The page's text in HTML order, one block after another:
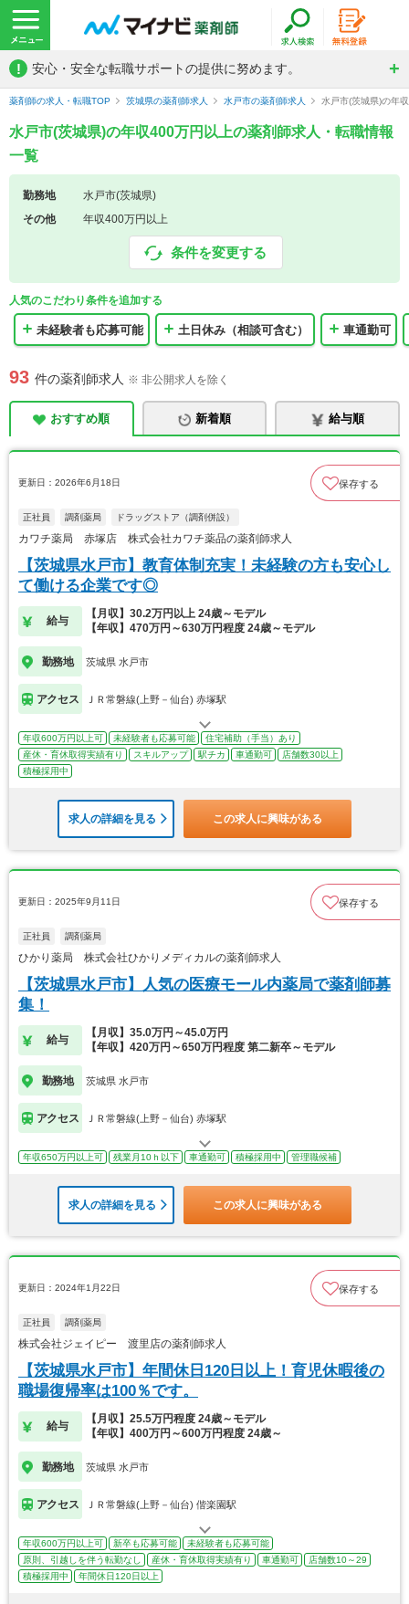
! 安心・安全な転職サポートの提供に努めます。
薬剤師の求人・転職TOP 茨城県の薬剤師求人 水戸市の薬剤師求人 水戸市(茨城県)の年
水戸市(茨城県)の年収400万円以上の薬剤師求人・転職情報
一覧
勤務地
水戸市(茨城県)
その他
年収400万円以上
条件を変更する
人気のこだわり条件を追加する
未経験者も応募可能 土日休み（相談可含む） 車通勤可
93 件の薬剤師求人 ※ 非公開求人を除く
おすすめ順 新着順 給与順
更新日：2026年6月18日 保存する
正社員 調剤薬局 ドラッグストア（調剤併設）
カワチ薬局 赤塚店 株式会社カワチ薬品の薬剤師求人
【茨城県水戸市】教育体制充実！未経験の方も安心し
て働ける企業です◎
給与
【月収】30.2万円以上 24歳～モデル
【年収】470万円～630万円程度 24歳～モデル
勤務地 茨城県 水戸市
アクセス ＪＲ常磐線(上野－仙台) 赤塚駅
年収600万円以上可 未経験者も応募可能
住宅補助（手当）あり
産休・育休取得実績有り
スキルアップ 駅チカ 車通勤可
店舗数30以上
積極採用中
求人の詳細を見る この求人に興味がある
更新日：2025年9月11日 保存する
正社員 調剤薬局
ひかり薬局 株式会社ひかりメディカルの薬剤師求人
【茨城県水戸市】人気の医療モール内薬局で薬剤師募
集！
給与
【月収】35.0万円～45.0万円
【年収】420万円～650万円程度 第二新卒～モデル
勤務地 茨城県 水戸市
アクセス ＪＲ常磐線(上野－仙台) 赤塚駅
年収650万円以上可 残業月10ｈ以下 車通勤可 積極採用中 管理職候補
求人の詳細を見る この求人に興味がある
更新日：2024年1月22日 保存する
正社員 調剤薬局
株式会社ジェイピー 渡里店の薬剤師求人
【茨城県水戸市】年間休日120日以上！育児休暇後の
職場復帰率は100％です。
給与
【月収】25.5万円程度 24歳～モデル
【年収】400万円～600万円程度 24歳～
勤務地 茨城県 水戸市
アクセス ＪＲ常磐線(上野－仙台) 偕楽園駅
年収600万円以上可 新卒も応募可能
未経験者も応募可能
原則、引越しを伴う転勤なし
産休・育休取得実績有り 車通勤可
店舗数10～29
積極採用中
年間休日120日以上